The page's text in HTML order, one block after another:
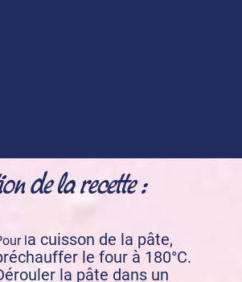
de la recette :
la cuisson de la pâte,
le four à 180°C.
la pâte dans un